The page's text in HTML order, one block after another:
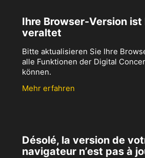
Ihre Browser-Version ist
veraltet
Bitte aktualisieren Sie Ihre
alle Funktionen der Digital
können.
Mehr erfahren
Désolé, la version de
navigateur n’est pas à